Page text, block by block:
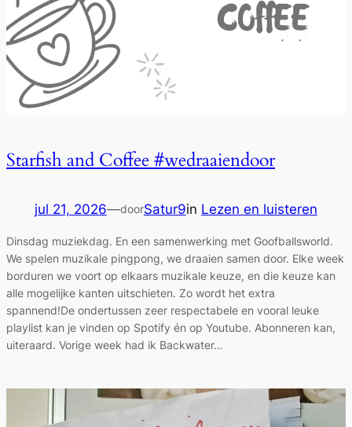
Starfish and Coffee #wedraaiendoor
jul 21, 2026—doorSatur9in Lezen en luisteren
Dinsdag muziekdag. En een samenwerking met Goofballsworld.
We spelen muzikale pingpong, we draaien samen door. Elke week
borduren we voort op elkaars muzikale keuze, en die keuze kan
alle mogelijke kanten uitschieten. Zo wordt het extra
spannend!De ondertussen zeer respectabele en vooral leuke
playlist kan je vinden op Spotify én op Youtube. Abonneren kan,
uiteraard. Vorige week had ik Backwater…